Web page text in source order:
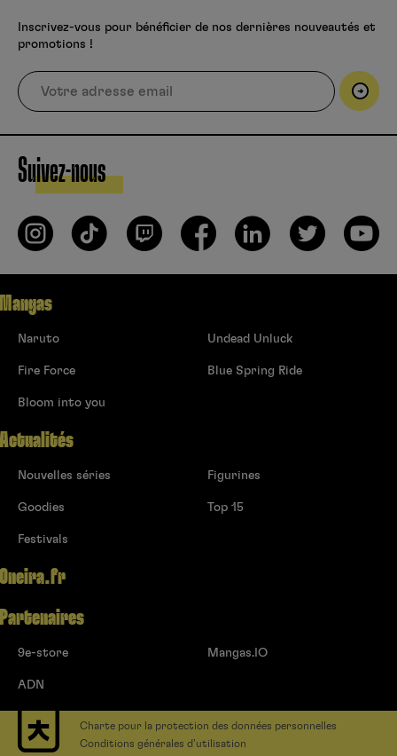
Inscrivez-vous pour bénéficier de nos dernières nouveautés et
promotions !
Suivez-nous
Mangas
Naruto
Fire Force
Bloom into you
Undead Unluck
Blue Spring Ride
Actualités
Nouvelles séries
Goodies
Festivals
Figurines
Top 15
Oneira.fr
Partenaires
9e-store
ADN
Mangas.IO
Charte pour la protection des données personnelles
Conditions générales d’utilisation